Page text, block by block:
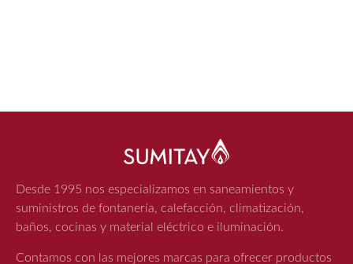
Desde 1995 nos especializamos en saneamientos y
suministros de fontanería, calefacción, climatización,
baños, cocinas y material eléctrico e iluminación.
Contamos con las mejores marcas para ofrecer productos